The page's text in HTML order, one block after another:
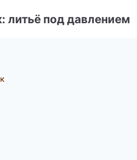
литьё под давлением